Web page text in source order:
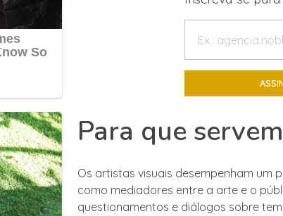
Para que
Os artistas visuais desempenham um
como mediadores entre a arte e o
questionamentos e diálogos sobre